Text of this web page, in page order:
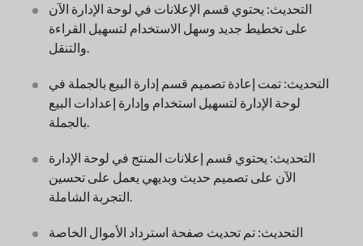
التحديث: يحتوي قسم الإعلانات في لوحة الإدارة الآن
على تخطيط جديد وسهل الاستخدام لتسهيل القراءة
والتنقل.
التحديث: تمت إعادة تصميم قسم إدارة البيع بالجملة في
لوحة الإدارة لتسهيل استخدام وإدارة إعدادات البيع
بالجملة.
التحديث: يحتوي قسم إعلانات المنتج في لوحة الإدارة
الآن على تصميم حديث وبديهي يعمل على تحسين
التجربة الشاملة.
التحديث: تم تحديث صفحة استرداد الأموال الخاصة